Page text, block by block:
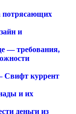
потрясающих
и
— требования,
Свифт куррент
и их
деньги из